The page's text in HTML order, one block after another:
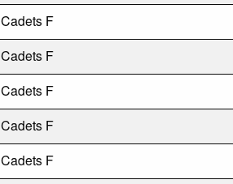
Cadets F
Cadets F
Cadets F
Cadets F
Cadets F